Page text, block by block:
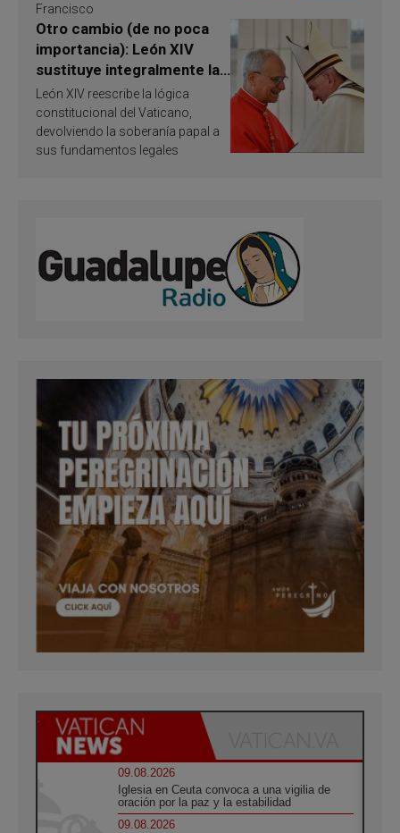
Francisco
Otro cambio (de no poca
importancia): León XIV
sustituye integralmente la
ley vaticana de Papa
Francisco
León XIV reescribe la lógica
constitucional del Vaticano,
devolviendo la soberanía papal a
sus fundamentos legales
09.08.2026
Iglesia en Ceuta convoca a una vigilia de
oración por la paz y la estabilidad
09.08.2026